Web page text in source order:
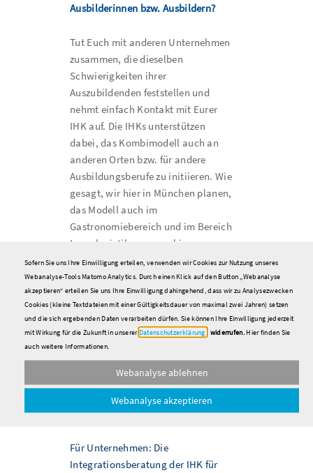
Ausbilderinnen bzw. Ausbildern?
Tut Euch mit anderen Unternehmen
zusammen, die dieselben
Schwierigkeiten ihrer
Auszubildenden feststellen und
nehmt einfach Kontakt mit Eurer
IHK auf. Die IHKs unterstützen
dabei, das Kombimodell auch an
anderen Orten bzw. für andere
Ausbildungsberufe zu initiieren. Wie
gesagt, wir hier in München planen,
das Modell auch im
Gastronomiebereich und im Bereich
Lagerlogistik auszuprobieren.
Frau Steveling, danke für Ihr
Engagement und die Anregungen.
Weiterführende Informationen
Kombimodell bei der IHK für
München und Oberbayern
Für Unternehmen: Die
Integrationsberatung der IHK für
Sofern Sie uns Ihre Einwilligung erteilen, verwenden wir Cookies zur Nutzung unseres
Webanalyse-Tools Matomo Analytics. Durch einen Klick auf den Button „Webanalyse
akzeptieren“ erteilen Sie uns Ihre Einwilligung dahingehend, dass wir zu Analysezwecken
Cookies (kleine Textdateien mit einer Gültigkeitsdauer von maximal zwei Jahren) setzen
und die sich ergebenden Daten verarbeiten dürfen. Sie können Ihre Einwilligung jederzeit
mit Wirkung für die Zukunft in unserer Datenschutzerklärung widerrufen.Hier finden Sie
auch weitere Informationen.
Webanalyse ablehnen
Webanalyse akzeptieren